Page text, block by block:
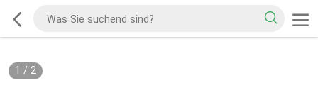
1 / 2